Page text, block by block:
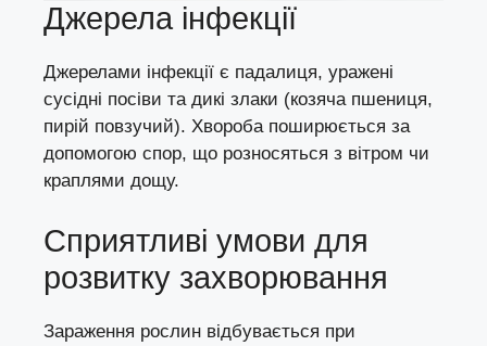
Джерела інфекції
Джерелами інфекції є падалиця, уражені
сусідні посіви та дикі злаки (козяча пшениця,
пирій повзучий). Хвороба поширюється за
допомогою спор, що розносяться з вітром чи
краплями дощу.
Сприятливі умови для
розвитку захворювання
Зараження рослин відбувається при